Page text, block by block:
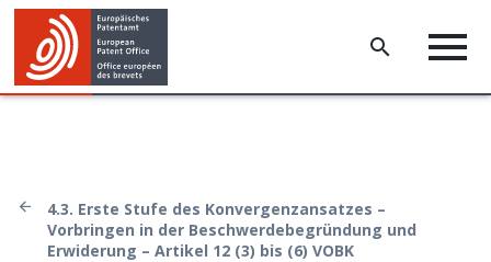
4.3. Erste Stufe des Konvergenzansatzes –
Vorbringen in der Beschwerdebegründung und
Erwiderung – Artikel 12 (3) bis (6) VOBK